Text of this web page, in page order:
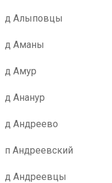
д Алыповцы
д Аманы
д Амур
д Ананур
д Андреево
п Андреевский
д Андреевцы